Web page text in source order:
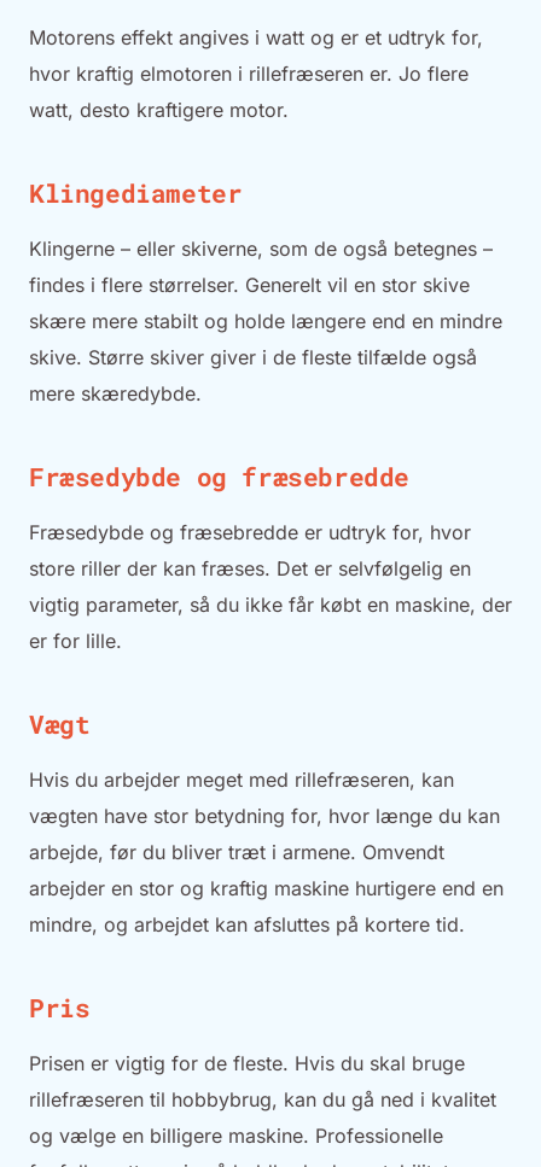
Motorens effekt angives i watt og er et udtryk for,
hvor kraftig elmotoren i rillefræseren er. Jo flere
watt, desto kraftigere motor.
Klingediameter
Klingerne – eller skiverne, som de også betegnes –
findes i flere størrelser. Generelt vil en stor skive
skære mere stabilt og holde længere end en mindre
skive. Større skiver giver i de fleste tilfælde også
mere skæredybde.
Fræsedybde og fræsebredde
Fræsedybde og fræsebredde er udtryk for, hvor
store riller der kan fræses. Det er selvfølgelig en
vigtig parameter, så du ikke får købt en maskine, der
er for lille.
Vægt
Hvis du arbejder meget med rillefræseren, kan
vægten have stor betydning for, hvor længe du kan
arbejde, før du bliver træt i armene. Omvendt
arbejder en stor og kraftig maskine hurtigere end en
mindre, og arbejdet kan afsluttes på kortere tid.
Pris
Prisen er vigtig for de fleste. Hvis du skal bruge
rillefræseren til hobbybrug, kan du gå ned i kvalitet
og vælge en billigere maskine. Professionelle